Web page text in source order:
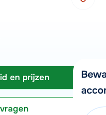
en prijzen